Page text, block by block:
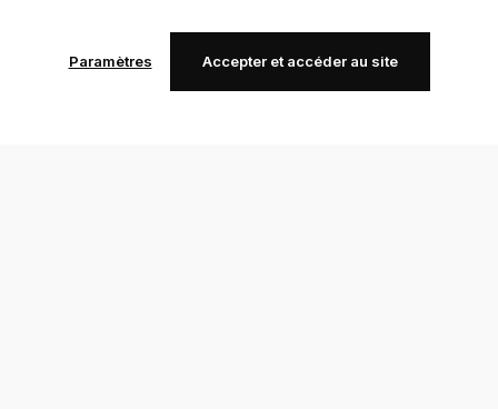
Paramètres Accepter et accéder au site